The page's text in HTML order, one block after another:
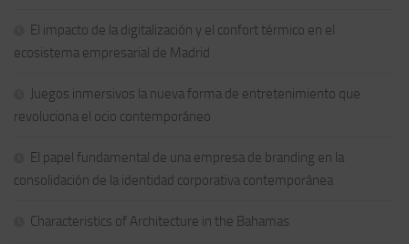
El impacto de la digitalización y el confort térmico en el
ecosistema empresarial de Madrid
Juegos inmersivos la nueva forma de entretenimiento que
revoluciona el ocio contemporáneo
El papel fundamental de una empresa de branding en la
consolidación de la identidad corporativa contemporánea
Characteristics of Architecture in the Bahamas